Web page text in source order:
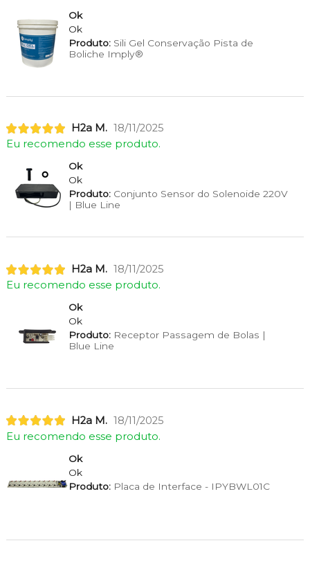
Ok
Ok
Produto:Sili Gel Conservação Pista de
Boliche Imply®
H2a M. 18/11/2025
Eu recomendo esse produto.
Ok
Ok
Produto:Conjunto Sensor do Solenoide 220V
| Blue Line
H2a M. 18/11/2025
Eu recomendo esse produto.
Ok
Ok
Produto:Receptor Passagem de Bolas |
Blue Line
H2a M. 18/11/2025
Eu recomendo esse produto.
Ok
Ok
Produto:Placa de Interface - IPYBWL01C